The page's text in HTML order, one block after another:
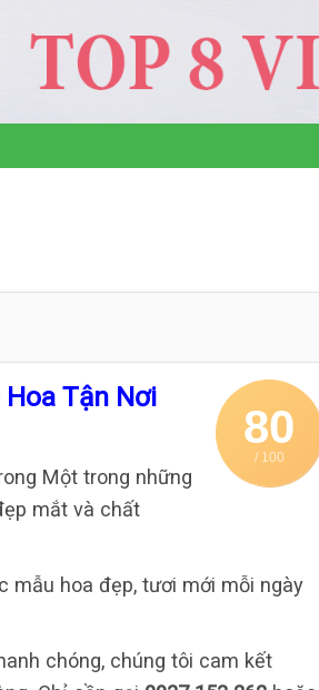
80
/ 100
Hoa Tận Nơi
Một trong những
mắt và chất
mẫu hoa đẹp, tươi mới mỗi ngày
chóng, chúng tôi cam kết